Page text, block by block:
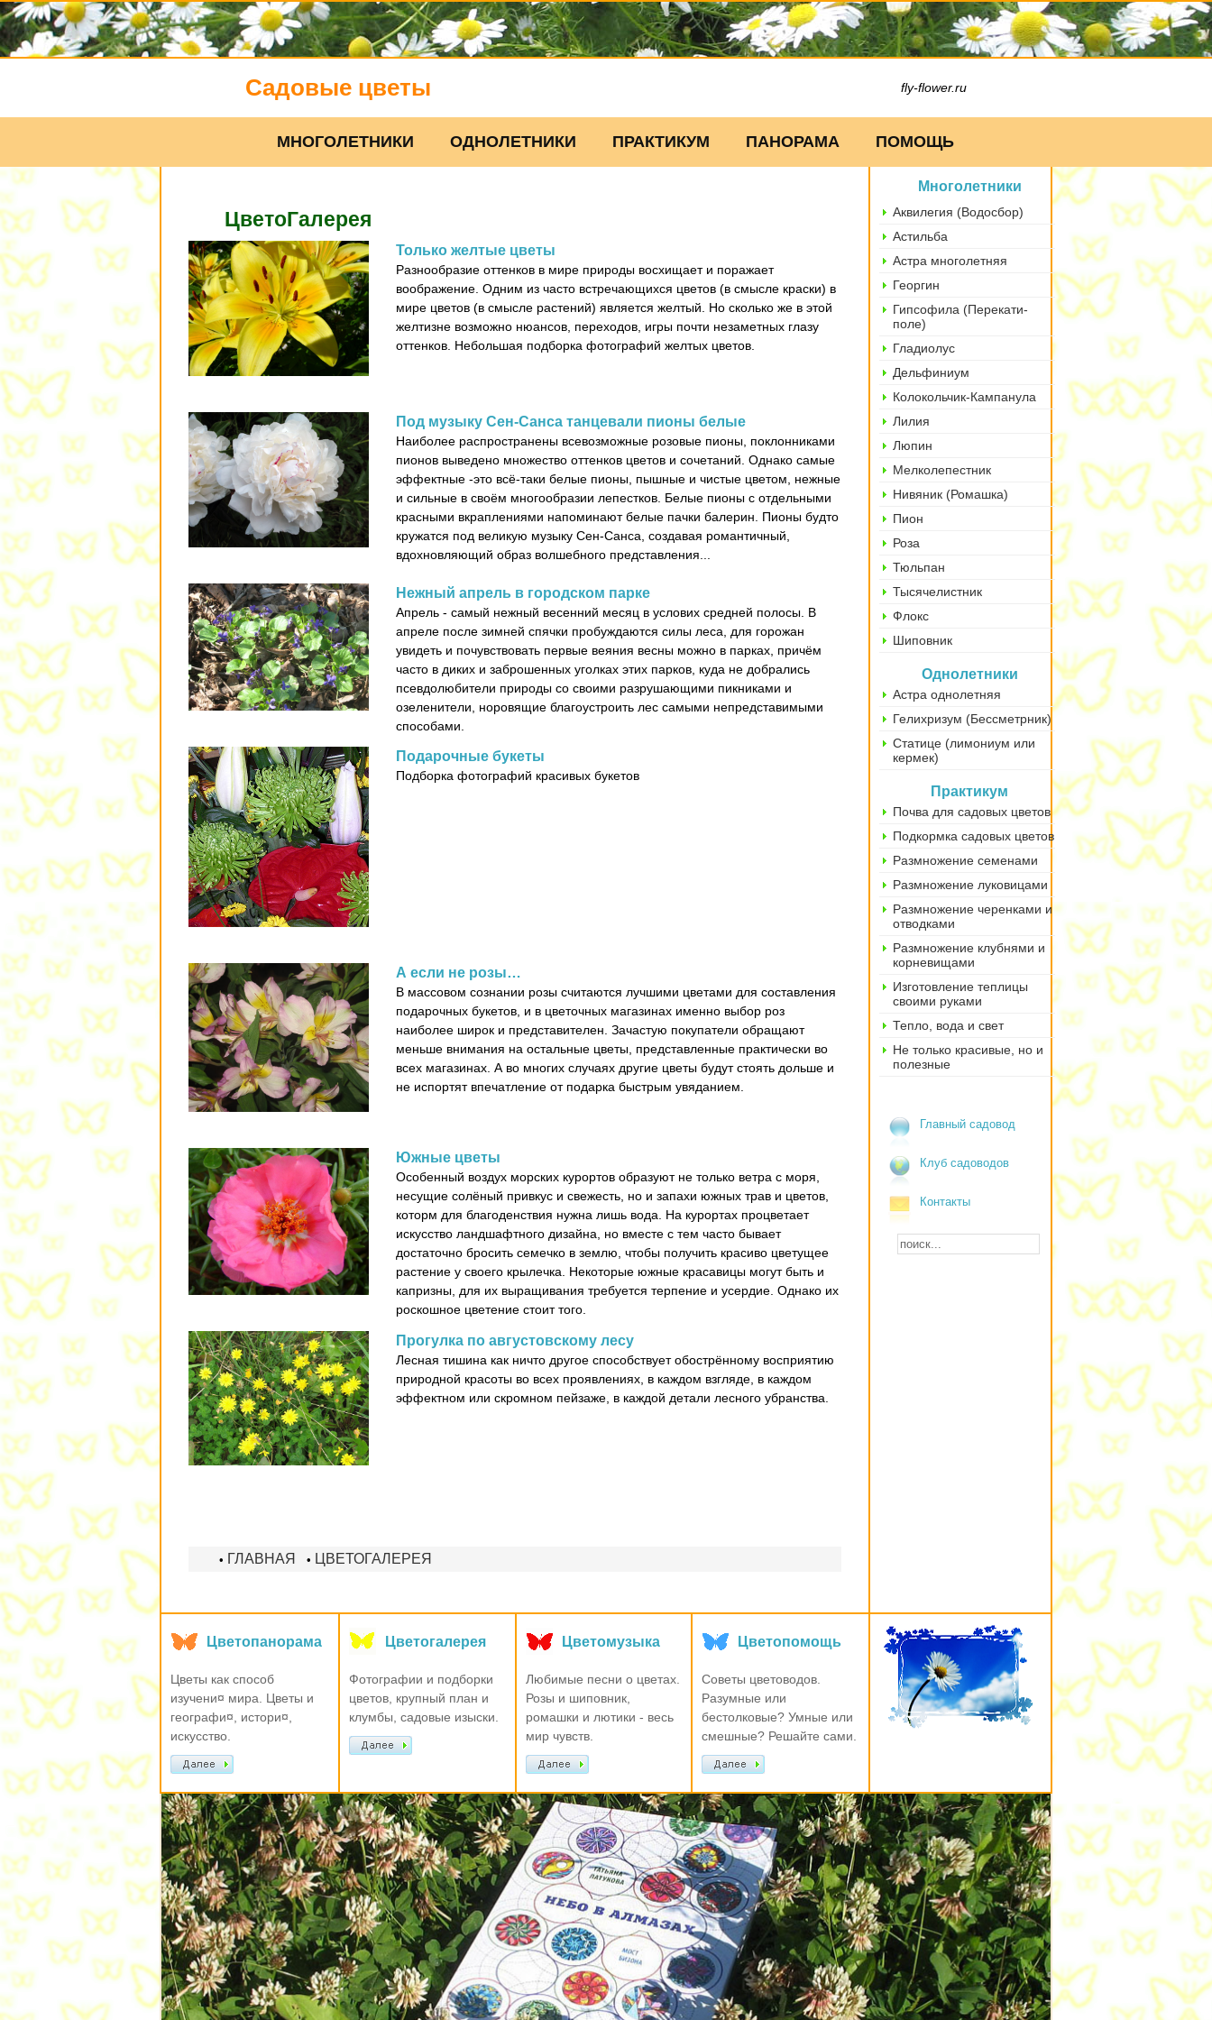
Садовые цветы fly-flower.ru
МНОГОЛЕТНИКИ ОДНОЛЕТНИКИ ПРАКТИКУМ ПАНОРАМА ПОМОЩЬ
ЦветоГалерея
Только желтые цветы
Разнообразие оттенков в мире природы восхищает и поражает
воображение. Одним из часто встречающихся цветов (в смысле краски) в
мире цветов (в смысле растений) является желтый. Но сколько же в этой
желтизне возможно нюансов, переходов, игры почти незаметных глазу
оттенков. Небольшая подборка фотографий желтых цветов.
Под музыку Сен-Санса танцевали пионы белые
Наиболее распространены всевозможные розовые пионы, поклонниками
пионов выведено множество оттенков цветов и сочетаний. Однако самые
эффектные -это всё-таки белые пионы, пышные и чистые цветом, нежные
и сильные в своём многообразии лепестков. Белые пионы с отдельными
красными вкраплениями напоминают белые пачки балерин. Пионы будто
кружатся под великую музыку Сен-Санса, создавая романтичный,
вдохновляющий образ волшебного представления...
Нежный апрель в городском парке
Апрель - самый нежный весенний месяц в услових средней полосы. В
апреле после зимней спячки пробуждаются силы леса, для горожан
увидеть и почувствовать первые веяния весны можно в парках, причём
часто в диких и заброшенных уголках этих парков, куда не добрались
псевдолюбители природы со своими разрушающими пикниками и
озеленители, норовящие благоустроить лес самыми непредставимыми
способами.
Подарочные букеты
Подборка фотографий красивых букетов
А если не розы…
В массовом сознании розы считаются лучшими цветами для составления
подарочных букетов, и в цветочных магазинах именно выбор роз
наиболее широк и представителен. Зачастую покупатели обращают
меньше внимания на остальные цветы, представленные практически во
всех магазинах. А во многих случаях другие цветы будут стоять дольше и
не испортят впечатление от подарка быстрым увяданием.
Южные цветы
Особенный воздух морских курортов образуют не только ветра с моря,
несущие солёный привкус и свежесть, но и запахи южных трав и цветов,
которм для благоденствия нужна лишь вода. На курортах процветает
искусство ландшафтного дизайна, но вместе с тем часто бывает
достаточно бросить семечко в землю, чтобы получить красиво цветущее
растение у своего крылечка. Некоторые южные красавицы могут быть и
капризны, для их выращивания требуется терпение и усердие. Однако их
роскошное цветение стоит того.
Прогулка по августовскому лесу
Лесная тишина как ничто другое способствует обострённому восприятию
природной красоты во всех проявлениях, в каждом взгляде, в каждом
эффектном или скромном пейзаже, в каждой детали лесного убранства.
• ГЛАВНАЯ • ЦВЕТОГАЛЕРЕЯ
Многолетники
Аквилегия (Водосбор)
Астильба
Астра многолетняя
Георгин
Гипсофила (Перекати-
поле)
Гладиолус
Дельфиниум
Колокольчик-Кампанула
Лилия
Люпин
Мелколепестник
Нивяник (Ромашка)
Пион
Роза
Тюльпан
Тысячелистник
Флокс
Шиповник
Однолетники
Астра однолетняя
Гелихризум (Бессметрник)
Статице (лимониум или
кермек)
Практикум
Почва для садовых цветов
Подкормка садовых цветов
Размножение семенами
Размножение луковицами
Размножение черенками и
отводками
Размножение клубнями и
корневищами
Изготовление теплицы
своими руками
Тепло, вода и свет
Не только красивые, но и
полезные
Главный садовод
Клуб садоводов
Контакты
Цветопанорама
Цветы как способ
изучени¤ мира. Цветы и
географи¤, истори¤,
искусство.
Цветогалерея
Фотографии и подборки
цветов, крупный план и
клумбы, садовые изыски.
Цветомузыка
Любимые песни о цветах.
Розы и шиповник,
ромашки и лютики - весь
мир чувств.
Цветопомощь
Советы цветоводов.
Разумные или
бестолковые? Умные или
смешные? Решайте сами.